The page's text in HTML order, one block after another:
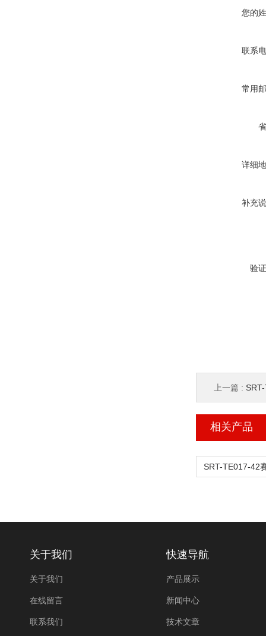
您的
联系
常用
详细
补充
验
上一篇 : SRT-
相关产品
关于我们
关于我们
在线留言
联系我们
快速导航
产品展示
新闻中心
技术文章